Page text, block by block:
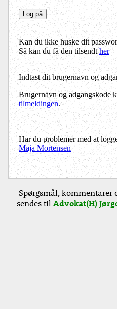
Kan du ikke huske dit
Så kan du få den tilsendther
Indtast dit brugernavn og
Brugernavn og adgangskode
tilmeldingen.
Har du problemer med at
Maja Mortensen
Spørgsmål,
sendes tilAdvokat(H)